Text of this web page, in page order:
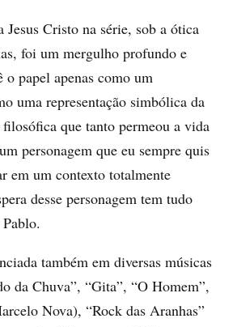
Jesus Cristo na série, sob a ótica
foi um mergulho profundo e
o papel apenas como um
uma representação simbólica da
que tanto permeou a vida
personagem que eu sempre quis
em um contexto totalmente
desse personagem tem tudo
também em diversas músicas
da Chuva”, “Gita”, “O Homem”,
Nova), “Rock das Aranhas”